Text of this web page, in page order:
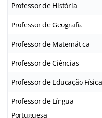
Professor de História
Professor de Geografia
Professor de Matemática
Professor de Ciências
Professor de Educação Física
Professor de Língua
Portuguesa